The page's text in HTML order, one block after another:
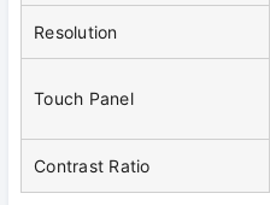
Resolution
Touch Panel
Contrast Ratio